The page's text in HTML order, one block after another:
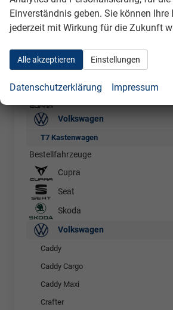
Lagerfahrzeuge
T7 Kastenwagen
Vorlauffahrzeuge
Volkswagen
T7 Kastenwagen
Bestellfahrzeuge
Cupra
Seat
Skoda
Volkswagen
Caddy
Caddy Cargo
Caddy Maxi
Crafter
Einverständnis geben. Sie können
jederzeit mit Wirkung für die Zukunft
Alle akzeptieren Einstellungen
Datenschutzerklärung Impressum